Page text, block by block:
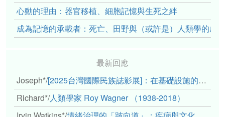
心動的理由：器官移植、細胞記憶與生死之絆
成為記憶的承載者：死亡、田野與（或許是）人類學的成
最新回應
Joseph*/[2025台灣國際民族誌影展]：在基礎設施的邊緣，聆聽人的呼吸
Richard*/人類學家 Roy Wagner （1938-2018）